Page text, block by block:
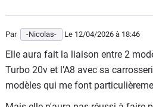
Par -Nicolas- Le 12/04/2026 à 18:46
Elle aura fait la liaison entre 2
Turbo 20v et l’A8 avec sa
modèles qui me font